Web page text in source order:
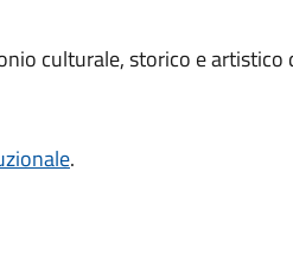
culturale, storico e artistico
.